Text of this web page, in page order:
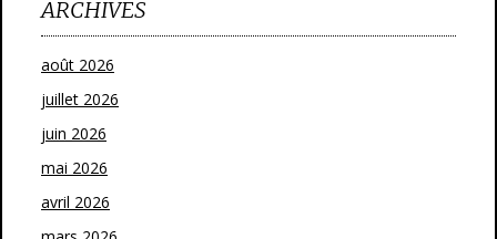
ARCHIVES
août 2026
juillet 2026
juin 2026
mai 2026
avril 2026